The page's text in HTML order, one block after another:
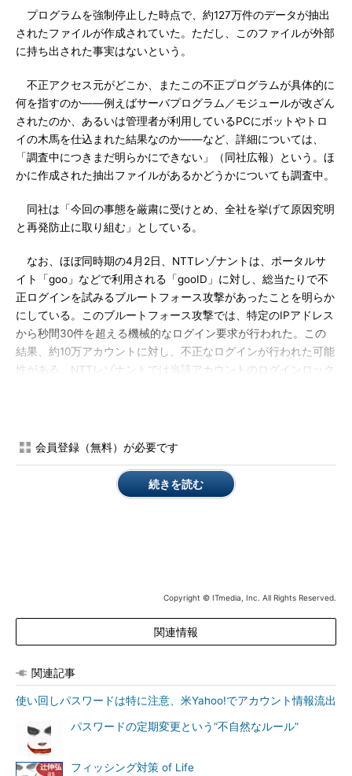
プログラムを強制停止した時点で、約127万件のデータが抽出
されたファイルが作成されていた。ただし、このファイルが外部
に持ち出された事実はないという。
不正アクセス元がどこか、またこの不正プログラムが具体的に
何を指すのか――例えばサーバプログラム／モジュールが改ざん
されたのか、あるいは管理者が利用しているPCにボットやトロ
イの木馬を仕込まれた結果なのか――など、詳細については、
「調査中につきまだ明らかにできない」（同社広報）という。ほ
かに作成された抽出ファイルがあるかどうかについても調査中。
同社は「今回の事態を厳粛に受けとめ、全社を挙げて原因究明
と再発防止に取り組む」としている。
なお、ほぼ同時期の4月2日、NTTレゾナントは、ポータルサ
イト「goo」などで利用される「gooID」に対し、総当たりで不
正ログインを試みるブルートフォース攻撃があったことを明らか
にしている。このブルートフォース攻撃では、特定のIPアドレス
から秒間30件を超える機械的なログイン要求が行われた。この
結果、約10万アカウントに対し、不正なログインが行われた可能
性がある。NTTレゾナントでは当該アカウントのログインロック
会員登録（無料）が必要です
続きを読む
Copyright © ITmedia, Inc. All Rights Reserved.
関連情報
関連記事
使い回しパスワードは特に注意、米Yahoo!でアカウント情報流出
パスワードの定期変更という“不自然なルール”
フィッシング対策 of Life